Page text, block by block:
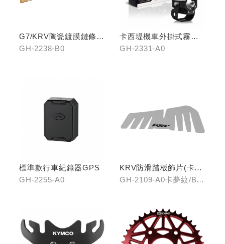
G7/KRV陶瓷鍍膜鏈條-
黃金
GH-2238-B0
卡西堤機車外掛式霧燈
組(雙燈)
GH-2331-A0
標準款行車紀錄器GPS
GH-2255-A0
KRV防滑踏板飾片(卡夢
紋/金屬髮絲)
GH-2109-A0卡夢紋/B0